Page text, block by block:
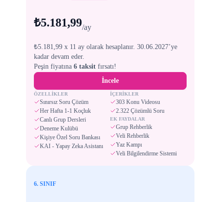
₺5.181,99/ay
₺5.181,99 x 11 ay olarak hesaplanır. 30.06.2027’ye
kadar devam eder.
Peşin fiyatına 6 taksitfırsatı!
İncele
ÖZELLİKLER
Sınırsız Soru Çözüm
Her Hafta 1-1 Koçluk
Canlı Grup Dersleri
Deneme Kulübü
Kişiye Özel Soru Bankası
KAI - Yapay Zeka Asistanı
İÇERİKLER
303 Konu Videosu
2.322 Çözümlü Soru
EK FAYDALAR
Grup Rehberlik
Veli Rehberlik
Yaz Kampı
Veli Bilgilendirme Sistemi
6. SINIF